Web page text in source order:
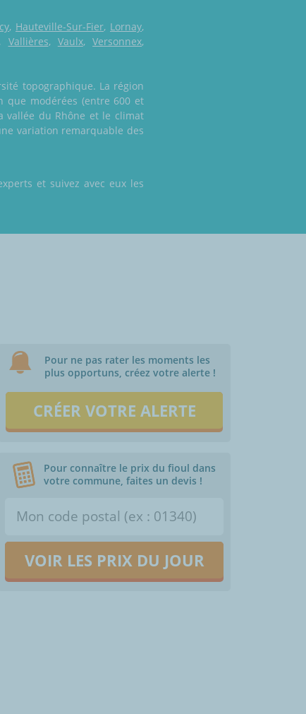
, Hauteville-Sur-Fier, Lornay,
, Vallières, Vaulx,Versonnex,
topographique. La région
que modérées (entre 600 et
vallée du Rhône et le climat
variation remarquable des
et suivez avec eux les
Pour ne pas rater les moments les
plus opportuns, créez votre alerte !
CRÉER VOTRE ALERTE
Pour connaître le prix du fioul dans
votre commune, faites un devis !
VOIR LES PRIX DU JOUR